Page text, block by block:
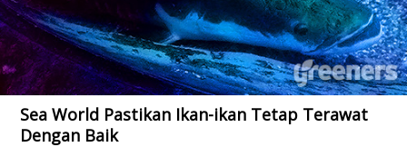
Sea World Pastikan Ikan-ikan Tetap Terawat
Dengan Baik